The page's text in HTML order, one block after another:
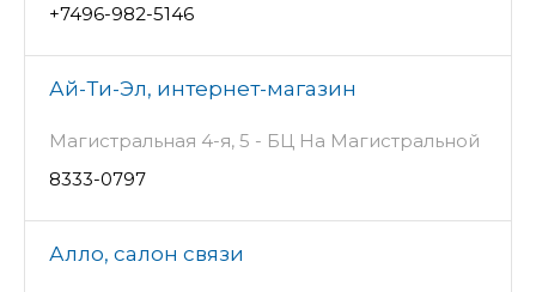
+7496-982-5146
Ай-Ти-Эл, интернет-магазин
Магистральная 4-я, 5 - БЦ На Магистральной
8333-0797
Алло, салон связи